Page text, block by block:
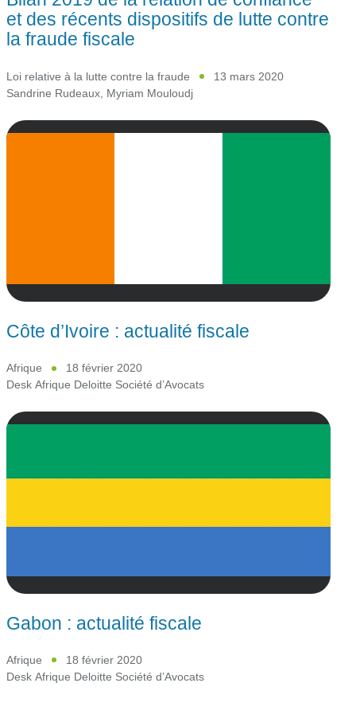
et des récents dispositifs de lutte contre
la fraude fiscale
Loi relative à la lutte contre la fraude
13 mars 2020
Sandrine Rudeaux Myriam Mouloudj
Côte d’Ivoire : actualité fiscale
Afrique
18 février 2020
Desk Afrique Deloitte Société d’Avocats
Gabon : actualité fiscale
Afrique
18 février 2020
Desk Afrique Deloitte Société d’Avocats